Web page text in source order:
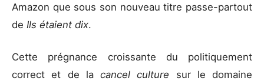
Amazon que sous son nouveau titre passe-partout
de Ils étaient dix.
Cette prégnance croissante du politiquement
correct et de la cancel culture sur le domaine